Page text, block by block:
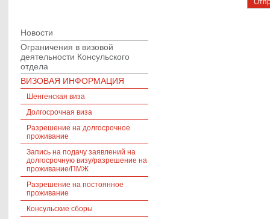
Новости
Ограничения в визовой
деятельности Консульского
отдела
ВИЗОВАЯ ИНФОРМАЦИЯ
Шенгенская виза
Долгосрочная виза
Разрешение на долгосрочное
проживание
Запись на подачу заявлений на
долгосрочную визу/разрешение на
проживание/ПМЖ
Разрешение на постоянное
проживание
Консульские сборы